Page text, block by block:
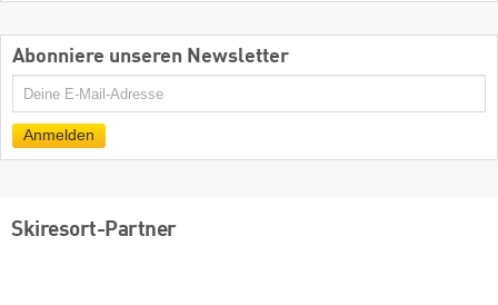
Abonniere unseren Newsletter
E-
Anmelden
Skiresort-Partner